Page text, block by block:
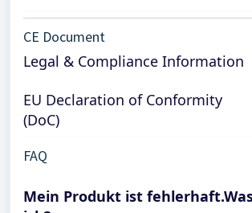
CE Document
Legal & Compliance Information
EU Declaration of Conformity
(DoC)
FAQ
Mein Produkt ist